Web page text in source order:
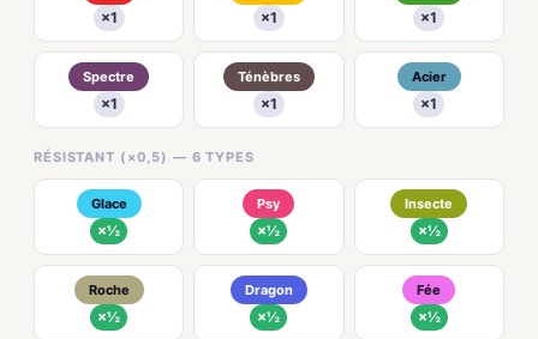
×1 ×1 ×1
Spectre
×1
Ténèbres
×1
Acier
×1
RÉSISTANT (×0,5) — 6 TYPES
Glace
×½
Psy
×½
Insecte
×½
Roche
×½
Dragon
×½
Fée
×½